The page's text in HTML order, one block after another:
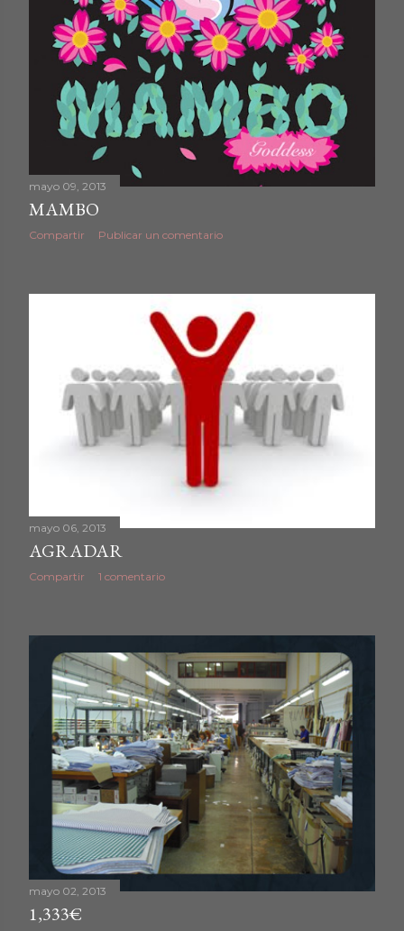
mayo 09, 2013
MAMBO
Compartir Publicar un comentario
mayo 06, 2013
AGRADAR
Compartir 1 comentario
mayo 02, 2013
1,333€